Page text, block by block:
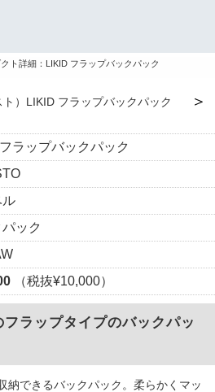
ト詳細：LIKID フラップバックパック
＞
ラップバックパック
ル
ック
（税抜¥10,000）
ラップタイプのバックパッ
納できるバックパック。柔らかくマッ